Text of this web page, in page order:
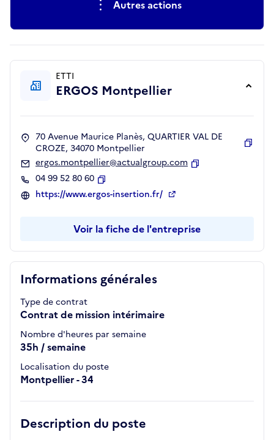
Autres actions
Informations générales
Type de contrat
Contrat de mission intérimaire
Nombre d'heures par semaine
35h / semaine
Localisation du poste
Montpellier - 34
Description du poste
ETTI
ERGOS Montpellier
70 Avenue Maurice Planès, QUARTIER VAL DE
CROZE, 34070 Montpellier
ergos.montpellier@actualgroup.com
04 99 52 80 60
Copier
https://www.ergos-insertion.fr/
Voir la fiche de l'entreprise